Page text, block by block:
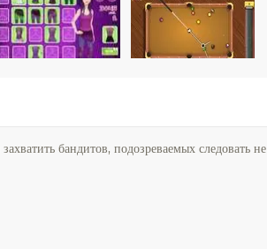
бандитов, подозреваемых следовать не